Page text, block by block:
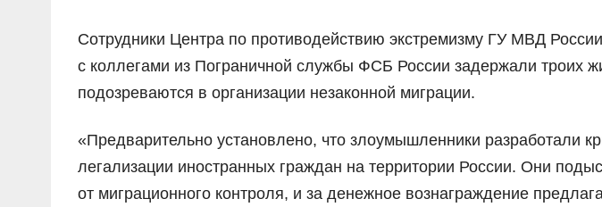
Сотрудники Центра по противодействию экстремизму ГУ МВД
с коллегами из Пограничной службы ФСБ России задержали троих
подозреваются в организации незаконной миграции.
«Предварительно установлено, что злоумышленники разработали
легализации иностранных граждан на территории России. Они
от миграционного контроля, и за денежное вознаграждение